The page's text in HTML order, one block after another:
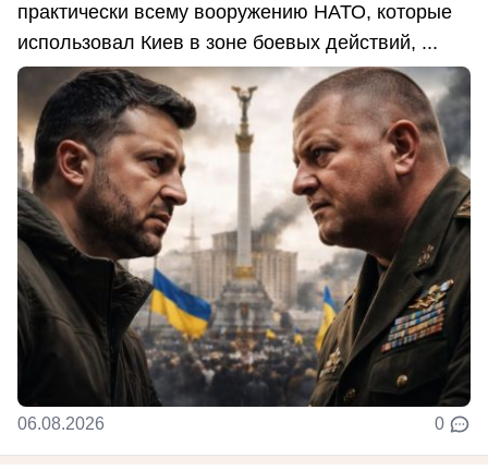
практически всему вооружению НАТО, которые
использовал Киев в зоне боевых действий, ...
06.08.2026 0